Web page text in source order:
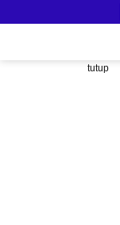
ke
tutup